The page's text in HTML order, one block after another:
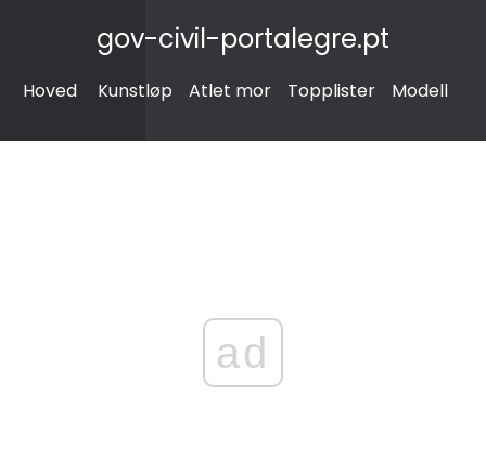
gov-civil-portalegre.pt
Hoved Kunstløp Atlet mor Topplister Modell
ad